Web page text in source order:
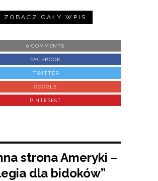
ZOBACZ CAŁY WPIS
0 COMMENTS
FACEBOOK
TWITTER
GOOGLE
PINTEREST
strona Ameryki –
dla bidoków”